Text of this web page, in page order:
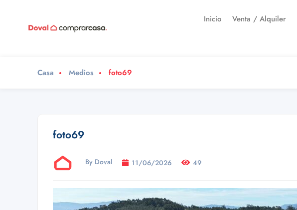
Inicio Venta / Alquiler
Casa Medios foto69
foto69
By Doval 11/06/2026 49